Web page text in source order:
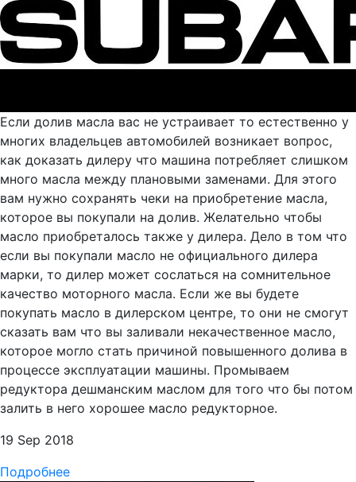
Если долив масла вас не устраивает то естественно у
многих владельцев автомобилей возникает вопрос,
как доказать дилеру что машина потребляет слишком
много масла между плановыми заменами. Для этого
вам нужно сохранять чеки на приобретение масла,
которое вы покупали на долив. Желательно чтобы
масло приобреталось также у дилера. Дело в том что
если вы покупали масло не официального дилера
марки, то дилер может сослаться на сомнительное
качество моторного масла. Если же вы будете
покупать масло в дилерском центре, то они не смогут
сказать вам что вы заливали некачественное масло,
которое могло стать причиной повышенного долива в
процессе эксплуатации машины. Промываем
редуктора дешманским маслом для того что бы потом
залить в него хорошее масло редукторное.
19 Sep 2018
Подробнее